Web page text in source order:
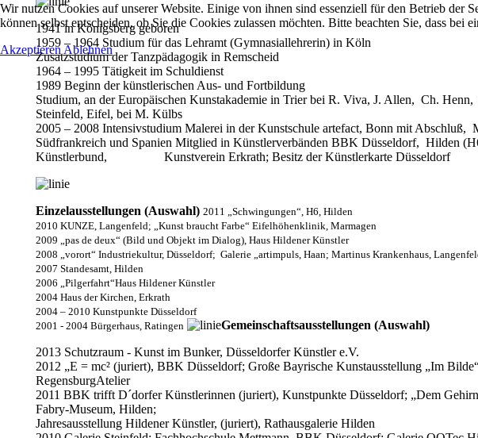
1941 in Königsberg geboren
1959 – 1964 Studium für das Lehramt (Gymnasiallehrerin) in Köln
Zusatzstudium der Tanzpädagogik in Remscheid
1964 – 1995 Tätigkeit im Schuldienst
1989 Beginn der künstlerischen Aus- und Fortbildung
Studium, an der Europäischen Kunstakademie in Trier bei R. Viva, J. Allen, Ch.
Steinfeld, Eifel, bei M. Külbs
2005 – 2008 Intensivstudium Malerei in der Kunstschule artefact, Bonn mit Abschluß,
Südfrankreich und Spanien Mitglied in Künstlerverbänden BBK Düsseldorf, Hilden
Künstlerbund, Kunstverein Erkrath; Besitz der Künstlerkarte Düsseldorf
Einzelausstellungen (Auswahl) 2011 „Schwingungen“, H6, Hilden
2010 KUNZE, Langenfeld; „Kunst braucht Farbe“ Eifelhöhenklinik, Marmagen
2009 „pas de deux“ (Bild und Objekt im Dialog), Haus Hildener Künstler
2008 „vorort“ Industriekultur, Düsseldorf; Galerie „artimpuls, Haan; Martinus Krankenhaus,
2007 Standesamt, Hilden
2006 „Pilgerfahrt“Haus Hildener Künstler
2004 Haus der Kirchen, Erkrath
2004 – 2010 Kunstpunkte Düsseldorf
2001 - 2004 Bürgerhaus, Ratingen
Gemeinschaftsausstellungen (Auswahl)
2013 Schutzraum - Kunst im Bunker, Düsseldorfer Künstler e.V.
2012 „E = mc² (juriert), BBK Düsseldorf; Große Bayrische Kunstausstellung „Im
RegensburgAtelier
2011 BBK trifft D´dorfer Künstlerinnen (juriert), Kunstpunkte Düsseldorf; „Dem
Fabry-Museum, Hilden;
Jahresausstellung Hildener Künstler, (juriert), Rathausgalerie Hilden
Wir nutzen Cookies auf unserer Website. Einige von ihnen sind essenziell für den Betrieb der
können selbst entscheiden, ob Sie die Cookies zulassen möchten. Bitte beachten Sie, dass
Akzeptieren Ablehnen